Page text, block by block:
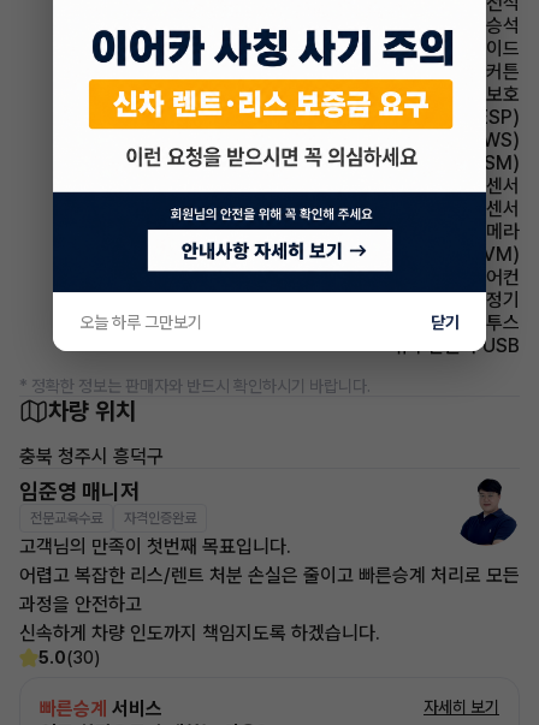
에어백 동승석
에어백 사이드
에어백 커튼
에어백 무릎보호
주행안전 차체자세제어장치(VDC,ESC,ESP)
주행안전 차선이탈경보(LDWS)
주행안전 샤시 통합 제어 시스템(VSM)
주차보조 전방감지센서
주차보조 후방감지센서
주차보조 후방카메라
주차보조 어라운드뷰(AVM)
에어컨 풀오토에어컨
에어컨 공기청정기
유무선단자 블루투스
유무선단자 USB
* 정확한 정보는 판매자와 반드시 확인하시기 바랍니다.
차량 위치
충북 청주시 흥덕구
임준영 매니저
전문교육수료 자격인증완료
고객님의 만족이 첫번째 목표입니다.
어렵고 복잡한 리스/렌트 처분 손실은 줄이고 빠른승계 처리로 모든
과정을 안전하고
신속하게 차량 인도까지 책임지도록 하겠습니다.
5.0(30)
빠른승계 서비스
자세히 보기
오늘 하루 그만보기 닫기